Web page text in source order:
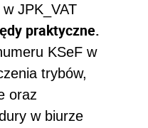
JPK_VAT
praktyczne.
KSeF w
trybów,
oraz
w biurze